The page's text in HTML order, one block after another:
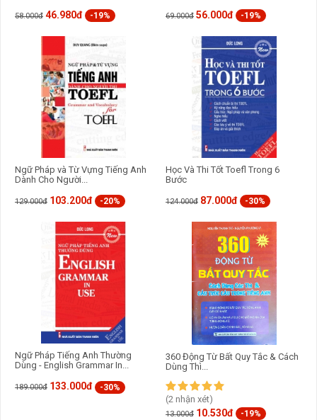
58.000đ 46.980đ -19% 69.000đ 56.000đ -19%
Ngữ Pháp và Từ Vựng Tiếng Anh
Dành Cho Người...
129.000đ 103.200đ -20%
Học Và Thi Tốt Toefl Trong 6
Bước
124.000đ 87.000đ -30%
Ngữ Pháp Tiếng Anh Thường
Dùng - English Grammar In...
189.000đ 133.000đ -30%
360 Động Từ Bất Quy Tắc & Cách
Dùng Thì...
(2 nhận xét)
13.000đ 10.530đ -19%